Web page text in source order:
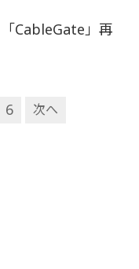
CableGate」再
6 次へ